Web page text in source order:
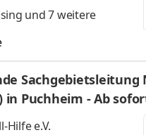
und 7 weitere
Sachgebietsleitung
Puchheim - Ab
Hilfe e.V.